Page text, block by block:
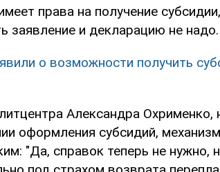
права на получение
заявление и декларацию не надо.
о возможности получить
Александра Охрименко,
оформления субсидий,
"Да, справок теперь не нужно,